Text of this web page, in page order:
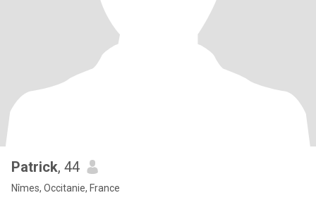
Patrick, 44
Nîmes, Occitanie, France